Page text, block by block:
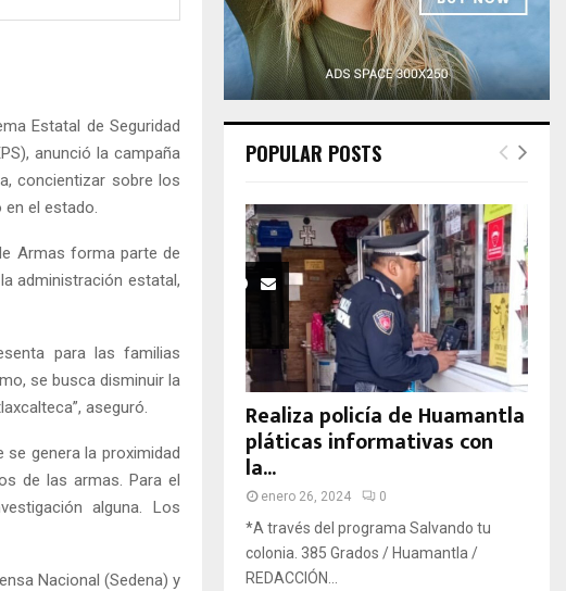
Estatal de Seguridad
anunció la campaña
concientizar sobre los
el estado.
Armas forma parte de
administración estatal,
para las familias
se busca disminuir la
aseguró.
genera la proximidad
de las armas. Para el
alguna. Los
Nacional (Sedena) y
POPULAR POSTS
Realiza policía de Huamantla
pláticas informativas con
la...
enero 26, 2024 0
*A través del programa Salvando tu
colonia. 385 Grados / Huamantla /
REDACCIÓN...